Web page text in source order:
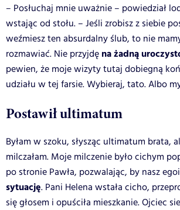
– Posłuchaj mnie uważnie – powiedział
wstając od stołu. – Jeśli zrobisz z siebie
weźmiesz ten absurdalny ślub, to nie
rozmawiać. Nie przyjdę na żadną
pewien, że moje wizyty tutaj dobiegną
udziału w tej farsie. Wybieraj, tato. Albo
Postawił ultimatum
Byłam w szoku, słysząc ultimatum brata,
milczałam. Moje milczenie było cichym
po stronie Pawła, pozwalając, by nasz
sytuację. Pani Helena wstała cicho,
się głosem i opuściła mieszkanie. Ojciec